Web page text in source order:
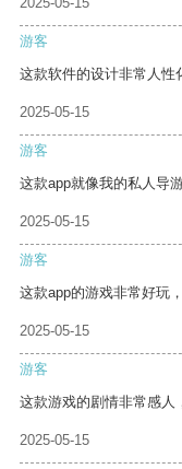
游客
这款软件的设计非常人性
2025-05-15
游客
这款app就像我的私人导
2025-05-15
游客
这款app的游戏非常好玩
2025-05-15
游客
这款游戏的剧情非常感人
2025-05-15